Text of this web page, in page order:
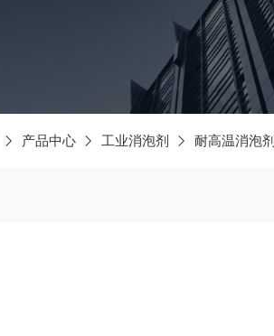
产品中心 工业消泡剂 耐高温消泡剂